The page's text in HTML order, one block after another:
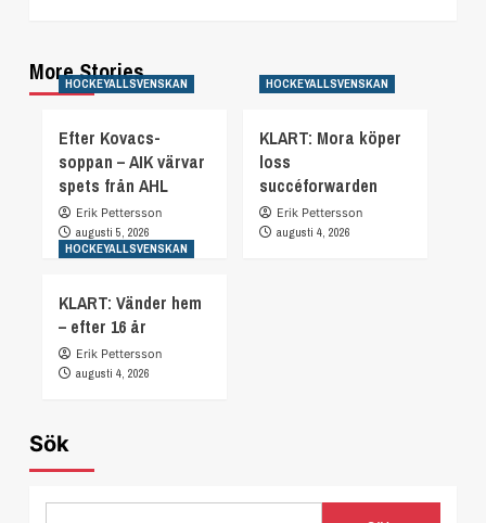
More Stories
HOCKEYALLSVENSKAN
Efter Kovacs-
soppan – AIK värvar
spets från AHL
Erik Pettersson
augusti 5, 2026
HOCKEYALLSVENSKAN
KLART: Mora köper
loss
succéforwarden
Erik Pettersson
augusti 4, 2026
HOCKEYALLSVENSKAN
KLART: Vänder hem
– efter 16 år
Erik Pettersson
augusti 4, 2026
Sök